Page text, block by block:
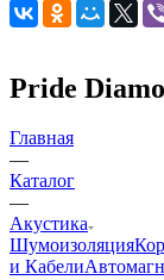
Pride
Главная
—
Каталог
—
Акустика
Шумоизоляция
и Кабели